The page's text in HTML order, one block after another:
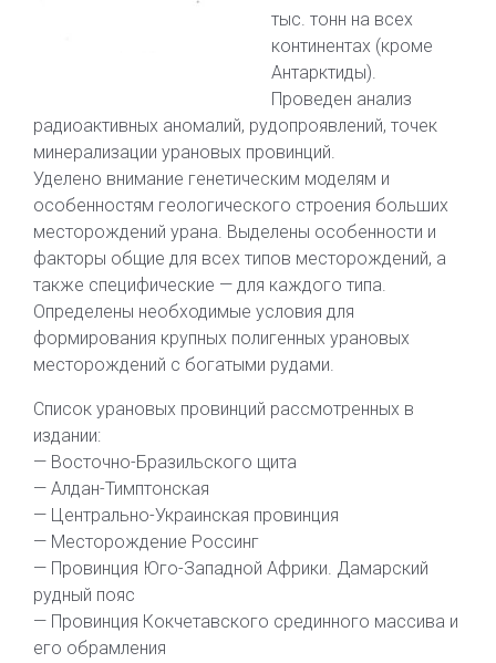
тыс. тонн на всех
континентах (кроме
Антарктиды).
Проведен анализ
радиоактивных аномалий, рудопроявлений, точек
минерализации урановых провинций.
Уделено внимание генетическим моделям и
особенностям геологического строения больших
месторождений урана. Выделены особенности и
факторы общие для всех типов месторождений, а
также специфические — для каждого типа.
Определены необходимые условия для
формирования крупных полигенных урановых
месторождений с богатыми рудами.
Список урановых провинций рассмотренных в
издании:
— Восточно-Бразильского щита
— Алдан-Тимптонская
— Центрально-Украинская провинция
— Месторождение Россинг
— Провинция Юго-Западной Африки. Дамарский
рудный пояс
— Провинция Кокчетавского срединного массива и
его обрамления